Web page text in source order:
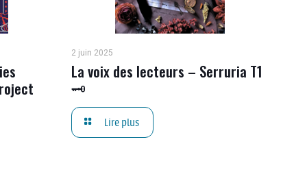
2 juin 2025
La voix des lecteurs – Serruria T1
🗝
Lire plus